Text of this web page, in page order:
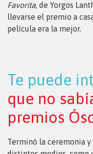
Favorita, de Yorgos
llevarse el premio a
película era la mejor.
Te puede
que no
premios
Terminó la ceremonia